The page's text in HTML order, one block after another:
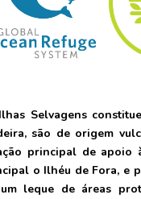
Selvagens
são de origem
principal de apoio
o Ilhéu de Fora, e
leque de áreas